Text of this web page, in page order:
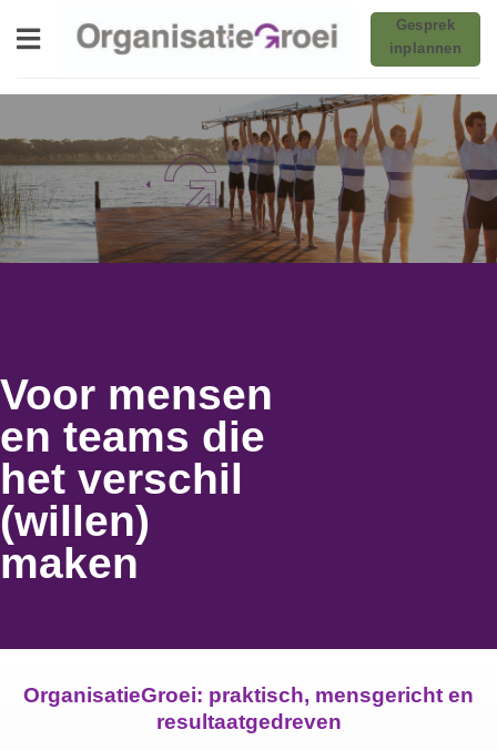
naar
Gesprek
inplannen
Voor mensen
en teams die
het verschil
(willen)
maken
OrganisatieGroei: praktisch, mensgericht en
resultaatgedreven